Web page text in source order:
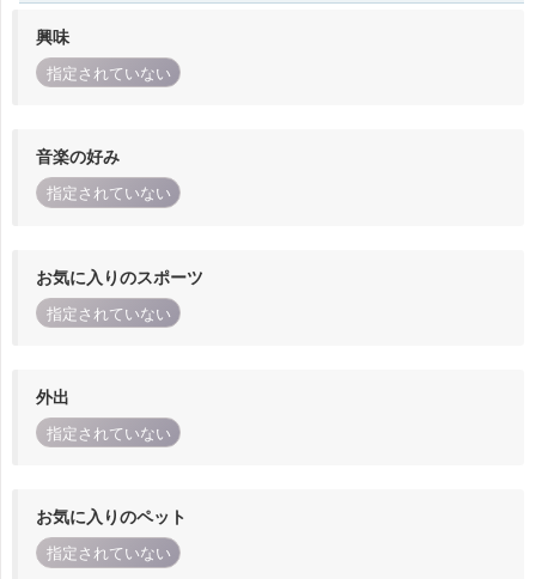
興味
指定されていない
音楽の好み
指定されていない
お気に入りのスポーツ
指定されていない
外出
指定されていない
お気に入りのペット
指定されていない